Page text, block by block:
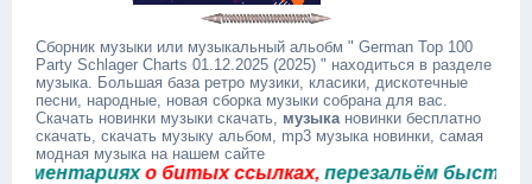
Сборник музыки или музыкальный альобм " German Top 100
Party Schlager Charts 01.12.2025 (2025) " находиться в разделе
музыка. Большая база ретро музики, класики, дискотечные
песни, народные, новая сборка музыки собрана для вас.
Скачать новинки музыки скачать, музыкановинки бесплатно
скачать, скачать музыку альбом, mp3 музыка новинки, самая
модная музыка на нашем сайте
о битых ссылках,перезальём быстро.